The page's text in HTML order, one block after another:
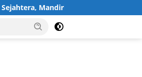
dan Religius Bangun Sukawijaya